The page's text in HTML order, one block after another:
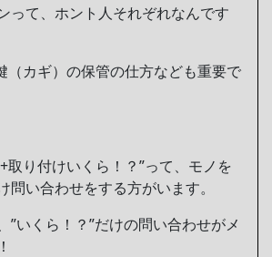
って、ホント人それぞれなんです
（カギ）の保管の仕方なども重要で
取り付けいくら！？”って、モノを
問い合わせをする方がいます。
”いくら！？”だけの問い合わせがメ